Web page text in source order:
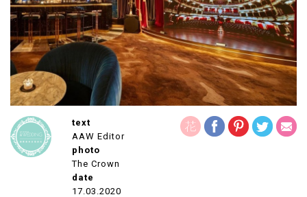
text
AAW Editor
photo
The Crown
date
17.03.2020